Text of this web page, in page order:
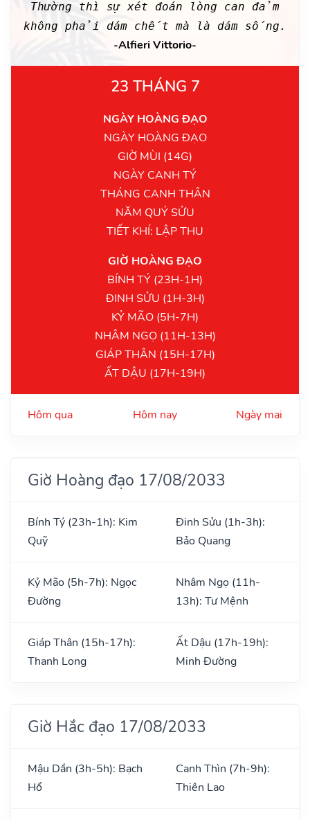
Thường thì sự xét đoán lòng can đảm
không phải dám chết mà là dám sống.
-Alfieri Vittorio-
23 THÁNG 7
NGÀY HOÀNG ĐẠO
NGÀY HOÀNG ĐẠO
GIỜ MÙI (14G)
NGÀY CANH TÝ
THÁNG CANH THÂN
NĂM QUÝ SỬU
TIẾT KHÍ: LẬP THU
GIỜ HOÀNG ĐẠO
BÍNH TÝ (23H-1H)
ĐINH SỬU (1H-3H)
KỶ MÃO (5H-7H)
NHÂM NGỌ (11H-13H)
GIÁP THÂN (15H-17H)
ẤT DẬU (17H-19H)
Hôm qua Hôm nay Ngày mai
Giờ Hoàng đạo 17/08/2033
Bính Tý (23h-1h): Kim
Quỹ
Đinh Sửu (1h-3h):
Bảo Quang
Kỷ Mão (5h-7h): Ngọc
Đường
Nhâm Ngọ (11h-
13h): Tư Mệnh
Giáp Thân (15h-17h):
Thanh Long
Ất Dậu (17h-19h):
Minh Đường
Giờ Hắc đạo 17/08/2033
Mậu Dần (3h-5h): Bạch
Hổ
Canh Thìn (7h-9h):
Thiên Lao